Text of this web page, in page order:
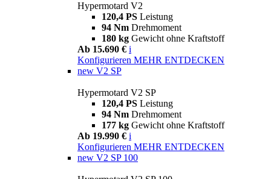
Hypermotard V2
120,4 PS Leistung
94 Nm Drehmoment
180 kg Gewicht ohne Kraftstoff
Ab 15.690 € i
Konfigurieren MEHR ENTDECKEN
new V2 SP
Hypermotard V2 SP
120,4 PS Leistung
94 Nm Drehmoment
177 kg Gewicht ohne Kraftstoff
Ab 19.990 € i
Konfigurieren MEHR ENTDECKEN
new V2 SP 100